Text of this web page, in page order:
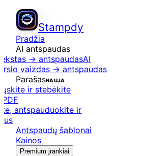
Stampdy
Pradžia
AI antspaudas
→ antspaudasAI
vaizdas → antspaudas
ParašasNAUJA
ir stebėkite
PDF
antspauduokite ir
Antspaudų šablonai
Kainos
Premium įrankiai